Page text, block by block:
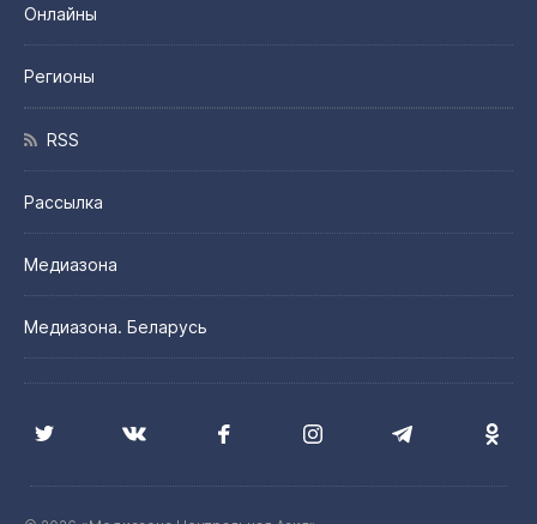
Онлайны
Регионы
RSS
Рассылка
Медиазона
Медиазона. Беларусь